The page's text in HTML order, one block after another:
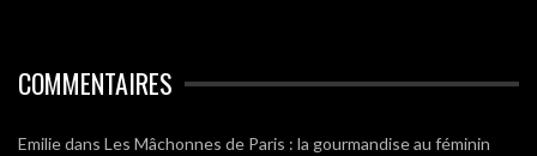
COMMENTAIRES
Emiliedans Les Mâchonnes de Paris : la gourmandise au féminin